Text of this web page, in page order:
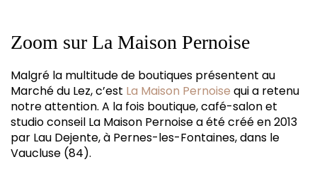
Zoom sur La Maison Pernoise
Malgré la multitude de boutiques présentent au
Marché du Lez, c’est La Maison Pernoise qui a retenu
notre attention. A la fois boutique, café-salon et
studio conseil La Maison Pernoise a été créé en 2013
par Lau Dejente, à Pernes-les-Fontaines, dans le
Vaucluse (84).